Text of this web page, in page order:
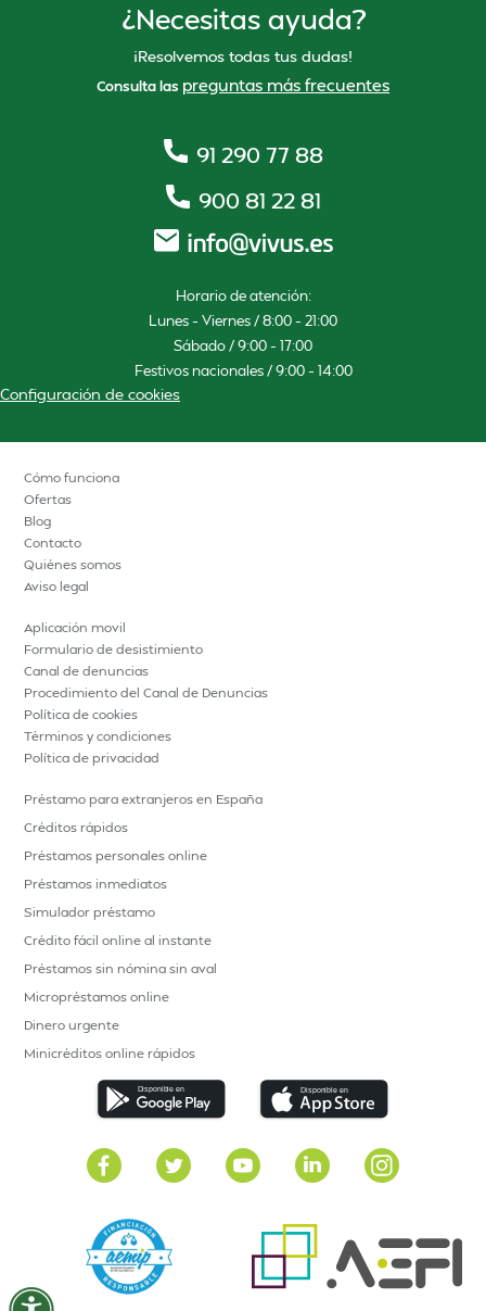
¿Necesitas ayuda?
¡Resolvemos todas tus dudas!
Consulta las preguntas más frecuentes
91 290 77 88
900 81 22 81
Horario de atención:
Lunes – Viernes / 8:00 – 21:00
Sábado / 9:00 – 17:00
Festivos nacionales / 9:00 – 14:00
Configuración de cookies
Cómo funciona
Ofertas
Blog
Contacto
Quiénes somos
Aviso legal
Aplicación movil
Formulario de desistimiento
Canal de denuncias
Procedimiento del Canal de Denuncias
Política de cookies
Términos y condiciones
Política de privacidad
Préstamo para extranjeros en España
Créditos rápidos
Préstamos personales online
Préstamos inmediatos
Simulador préstamo
Crédito fácil online al instante
Préstamos sin nómina sin aval
Micropréstamos online
Dinero urgente
Minicréditos online rápidos